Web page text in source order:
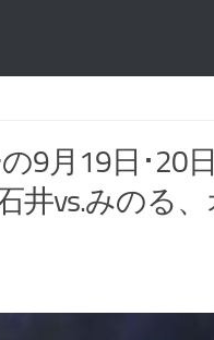
9月19日･20
vs.みのる、